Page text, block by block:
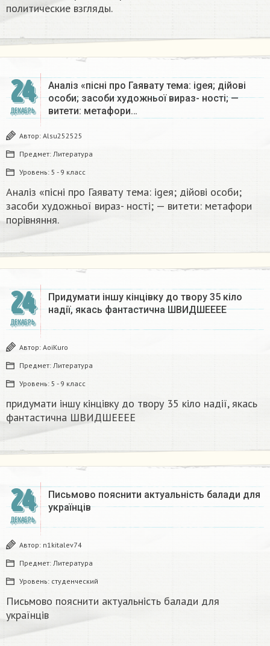
политические взгляды.
24
ДЕКАБРЬ
Аналіз «пісні про Гаявату тема: igeя; дійові
особи; засоби художньої вираз- ності; —
витети: метафори…
Автор: Alsu252525
Предмет: Литература
Уровень: 5 - 9 класс
Аналіз «пісні про Гаявату тема: igeя; дійові особи;
засоби художньої вираз- ності; — витети: метафори
порівняння.​
24
ДЕКАБРЬ
Придумати іншу кінцівку до твору 35 кіло
надії, якась фантастична​ ШВИДШЕЕЕЕ
Автор: AoiKuro
Предмет: Литература
Уровень: 5 - 9 класс
придумати іншу кінцівку до твору 35 кіло надії, якась
фантастична​ ШВИДШЕЕЕЕ
24
ДЕКАБРЬ
Письмово пояснити актуальність балади для
українців
Автор: n1kitalev74
Предмет: Литература
Уровень: студенческий
Письмово пояснити актуальність балади для
українців